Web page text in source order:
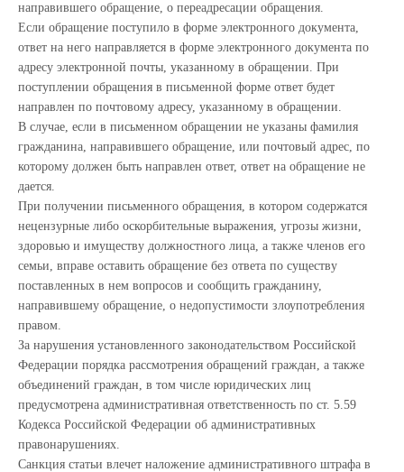
направившего обращение, о переадресации обращения.
Если обращение поступило в форме электронного документа,
ответ на него направляется в форме электронного документа по
адресу электронной почты, указанному в обращении. При
поступлении обращения в письменной форме ответ будет
направлен по почтовому адресу, указанному в обращении.
В случае, если в письменном обращении не указаны фамилия
гражданина, направившего обращение, или почтовый адрес, по
которому должен быть направлен ответ, ответ на обращение не
дается.
При получении письменного обращения, в котором содержатся
нецензурные либо оскорбительные выражения, угрозы жизни,
здоровью и имуществу должностного лица, а также членов его
семьи, вправе оставить обращение без ответа по существу
поставленных в нем вопросов и сообщить гражданину,
направившему обращение, о недопустимости злоупотребления
правом.
За нарушения установленного законодательством Российской
Федерации порядка рассмотрения обращений граждан, а также
объединений граждан, в том числе юридических лиц
предусмотрена административная ответственность по ст. 5.59
Кодекса Российской Федерации об административных
правонарушениях.
Санкция статьи влечет наложение административного штрафа в